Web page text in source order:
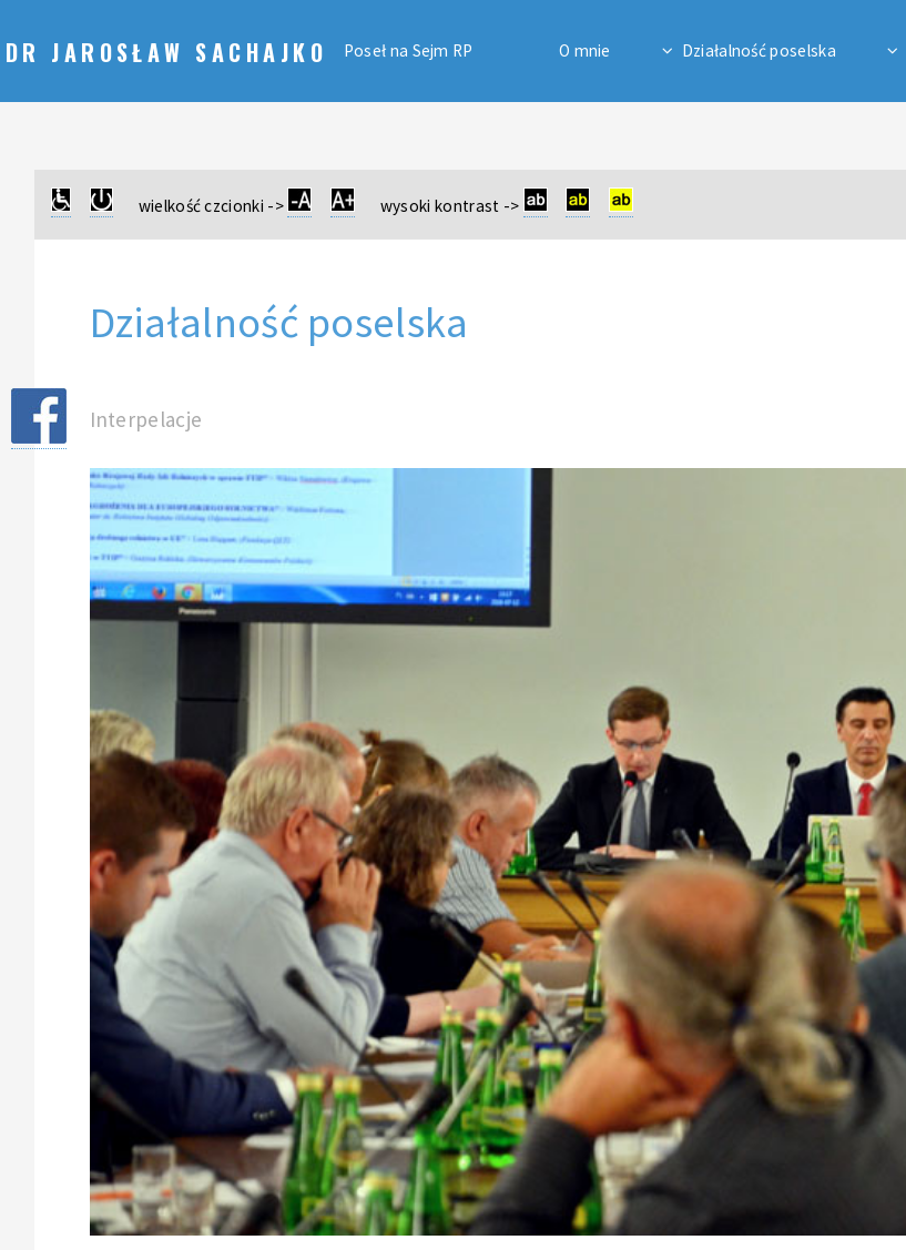
DR JAROSŁAW SACHAJKO Poseł na Sejm RP O mnie Działalność poselska
wielkość czcionki -> wysoki kontrast ->
Działalność poselska
Interpelacje